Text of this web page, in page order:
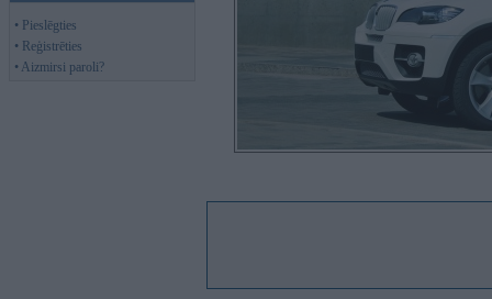
• Pieslēgties
• Reģistrēties
• Aizmirsi paroli?